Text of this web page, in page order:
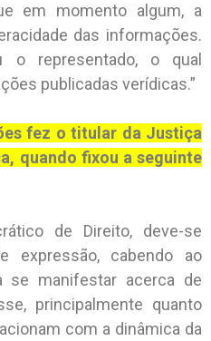
em momento algum, a
das informações.
o representado, o qual
publicadas verídicas.”
fez o titular da Justiça
quando fixou a seguinte
de Direito, deve-se
expressão, cabendo ao
se manifestar acerca de
principalmente quanto
com a dinâmica da